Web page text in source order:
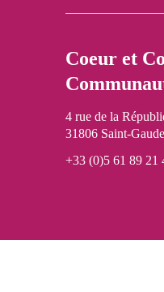
Coeur et
4 rue de la
31806 Saint-
+33 (0)5 61 89 21